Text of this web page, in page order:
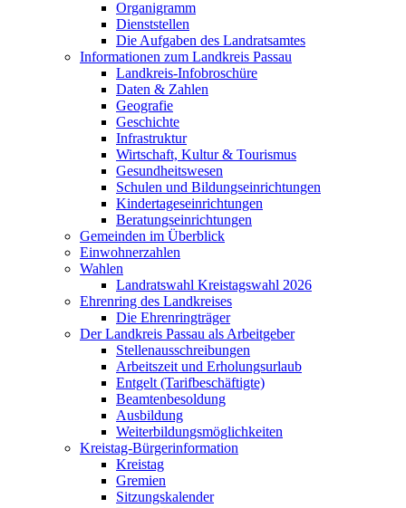
Organigramm
Dienststellen
Die Aufgaben des Landratsamtes
Informationen zum Landkreis Passau
Landkreis-Infobroschüre
Daten & Zahlen
Geografie
Geschichte
Infrastruktur
Wirtschaft, Kultur & Tourismus
Gesundheitswesen
Schulen und Bildungseinrichtungen
Kindertageseinrichtungen
Beratungseinrichtungen
Gemeinden im Überblick
Einwohnerzahlen
Wahlen
Landratswahl Kreistagswahl 2026
Ehrenring des Landkreises
Die Ehrenringträger
Der Landkreis Passau als Arbeitgeber
Stellenausschreibungen
Arbeitszeit und Erholungsurlaub
Entgelt (Tarifbeschäftigte)
Beamtenbesoldung
Ausbildung
Weiterbildungsmöglichkeiten
Kreistag-Bürgerinformation
Kreistag
Gremien
Sitzungskalender